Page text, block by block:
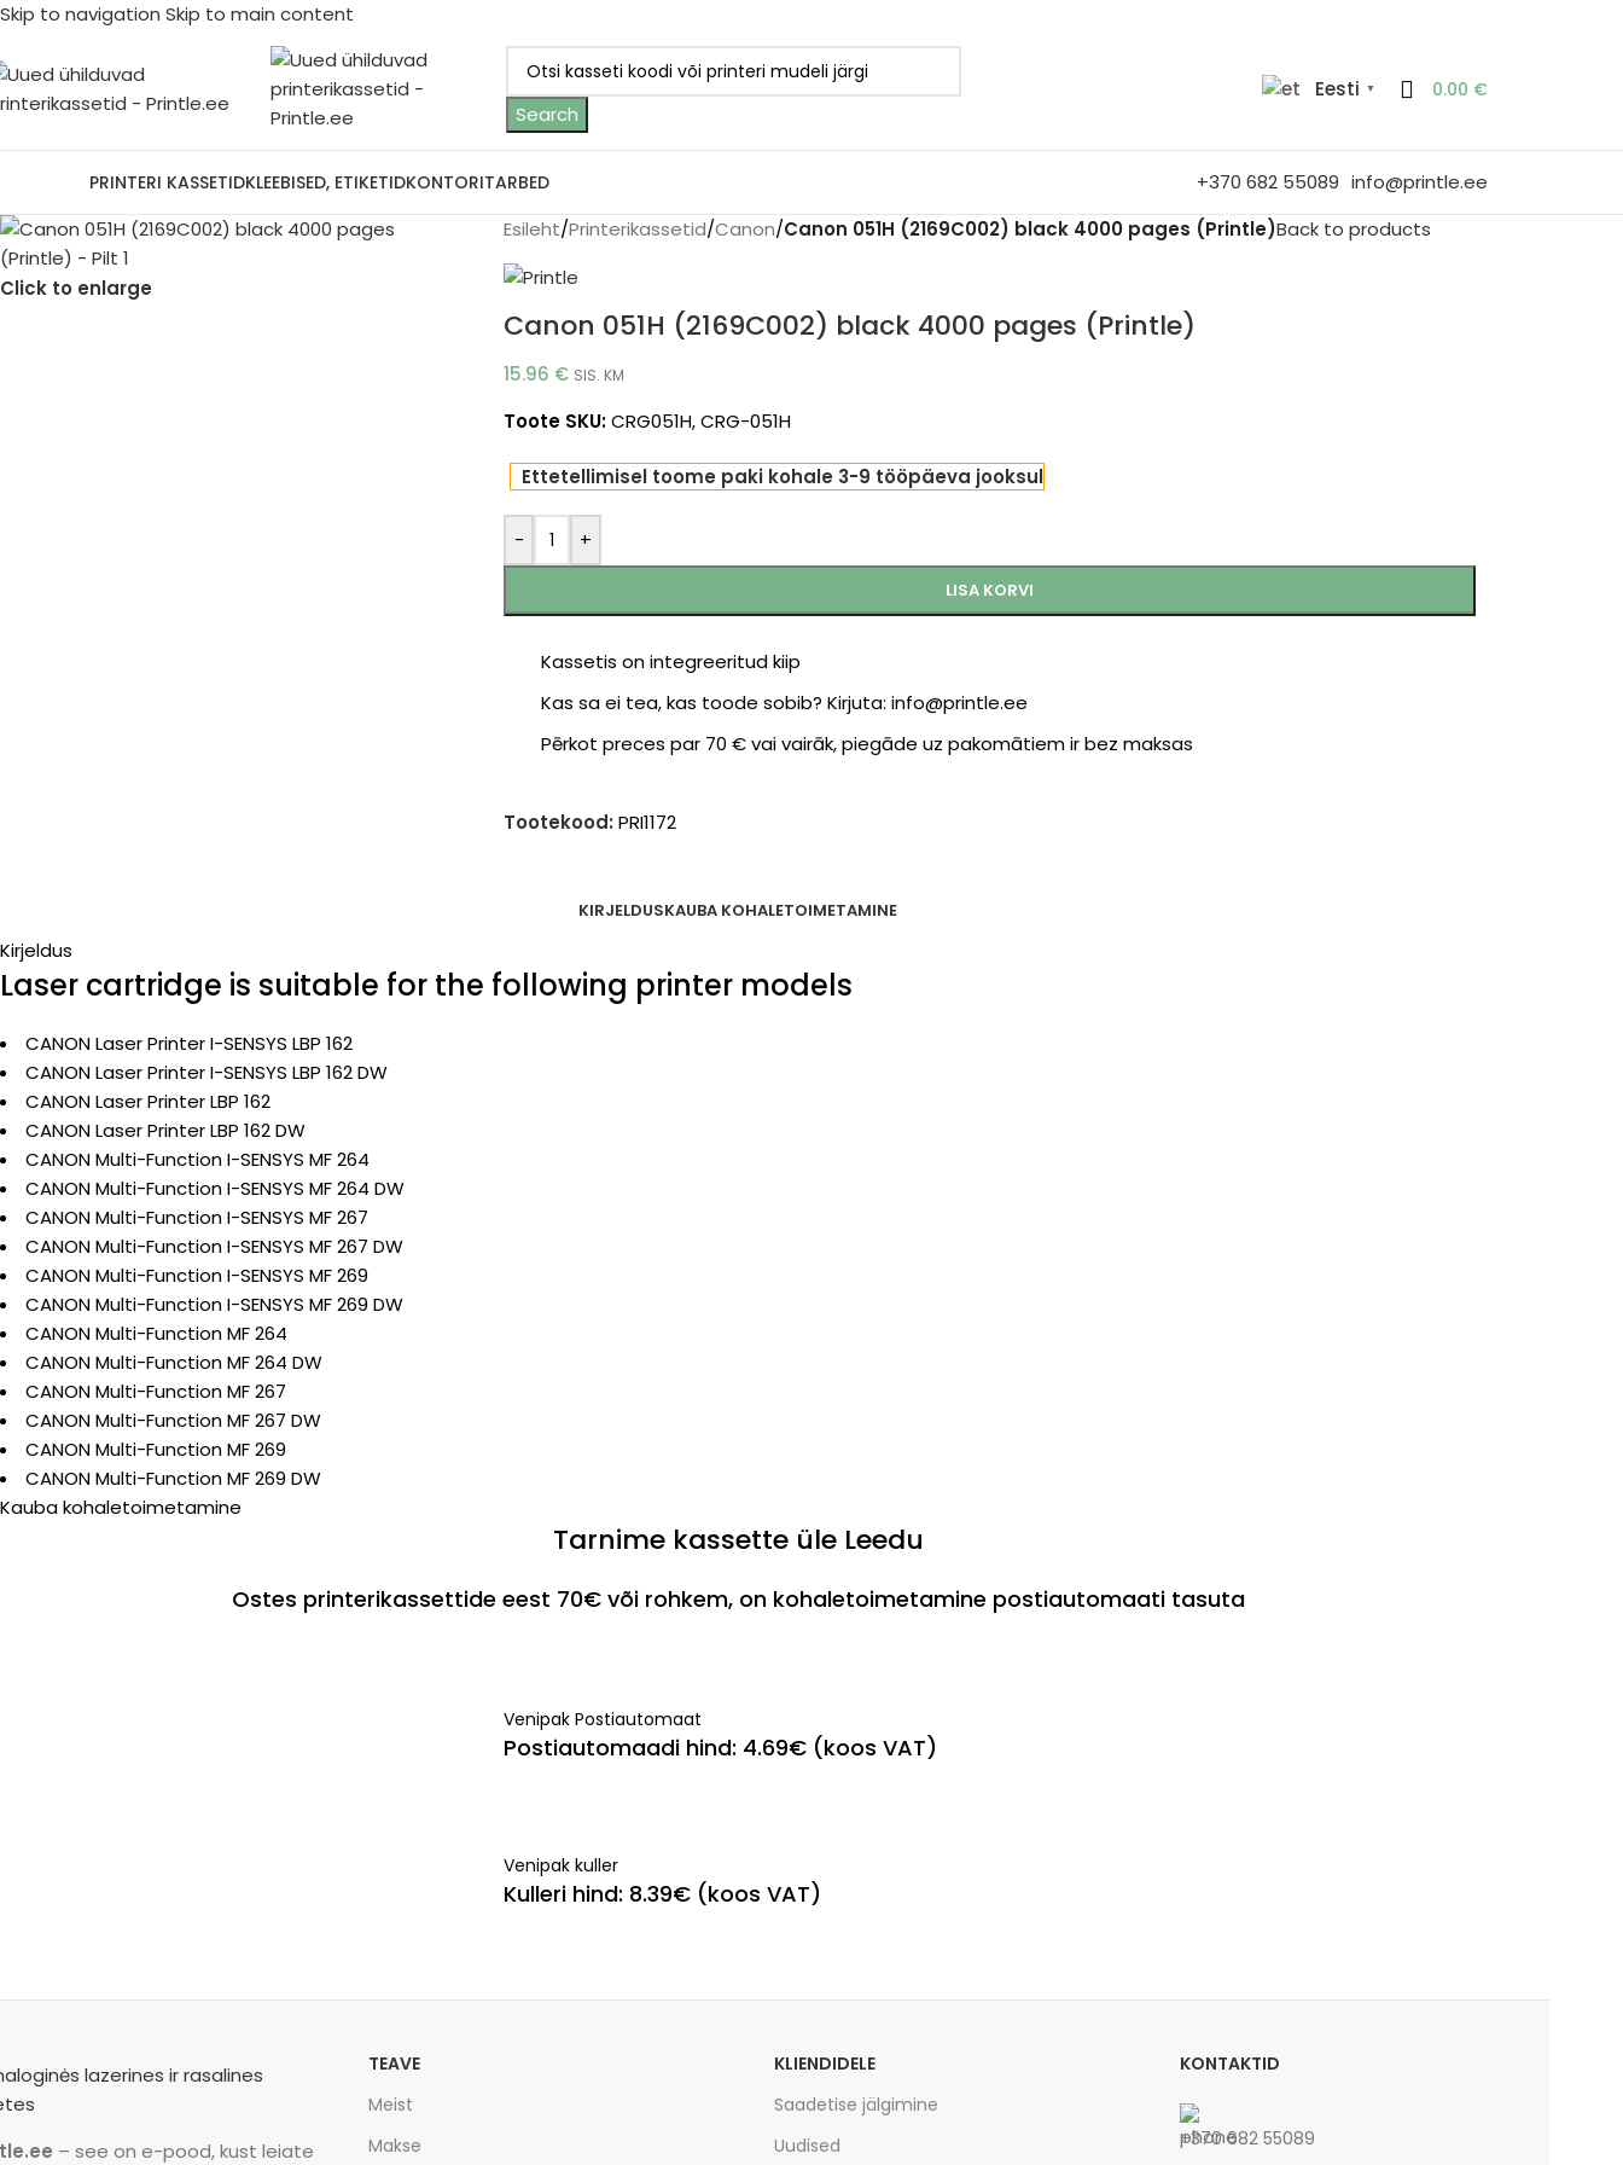
Skip to navigation Skip to main content
Search
Eesti ▼ 0.00 €
PRINTERI KASSETIDKLEEBISED, ETIKETIDKONTORITARBED +370 682 55089 info@printle.ee
Click to enlarge
Esileht/Printerikassetid/Canon/Canon 051H (2169C002) black 4000 pages (Printle)Back to products
Canon 051H (2169C002) black 4000 pages (Printle)
15.96 € SIS. KM
Toote SKU:CRG051H, CRG-051H
Ettetellimisel toome paki kohale 3-9 tööpäeva jooksul
- +
LISA KORVI
Kassetis on integreeritud kiip
Kas sa ei tea, kas toode sobib? Kirjuta: info@printle.ee
Pērkot preces par 70 € vai vairāk, piegāde uz pakomātiem ir bez maksas
Tootekood:PRI1172
KIRJELDUSKAUBA KOHALETOIMETAMINE
Kirjeldus
Laser cartridge is suitable for the following printer models
CANON Laser Printer I-SENSYS LBP 162
CANON Laser Printer I-SENSYS LBP 162 DW
CANON Laser Printer LBP 162
CANON Laser Printer LBP 162 DW
CANON Multi-Function I-SENSYS MF 264
CANON Multi-Function I-SENSYS MF 264 DW
CANON Multi-Function I-SENSYS MF 267
CANON Multi-Function I-SENSYS MF 267 DW
CANON Multi-Function I-SENSYS MF 269
CANON Multi-Function I-SENSYS MF 269 DW
CANON Multi-Function MF 264
CANON Multi-Function MF 264 DW
CANON Multi-Function MF 267
CANON Multi-Function MF 267 DW
CANON Multi-Function MF 269
CANON Multi-Function MF 269 DW
Kauba kohaletoimetamine
Tarnime kassette üle Leedu
Ostes printerikassettide eest 70€ või rohkem, on kohaletoimetamine postiautomaati tasuta
Venipak Postiautomaat
Postiautomaadi hind: 4.69€ (koos VAT)
Venipak kuller
Kulleri hind: 8.39€ (koos VAT)
– see on e-pood, kust leiate
TEAVE
Meist
Makse
KLIENDIDELE
Saadetise jälgimine
Uudised
KONTAKTID
+370 682 55089